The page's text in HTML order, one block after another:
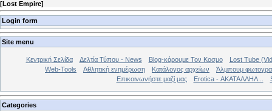
[Lost Empire]
Login form
Site menu
Κεντρική Σελίδα Δελτία Τύπου - News Blog-κάρουμε Τον Κοσμο
Lost Tube
Web-Tools
Αθλητική ενημέρωση Κατάλογος αρχείων
Άλμπουμ
Επικοινωνήστε μαζί μας
Erotica - ΑΚΑΤΑΛΛΗΛ...
Categories